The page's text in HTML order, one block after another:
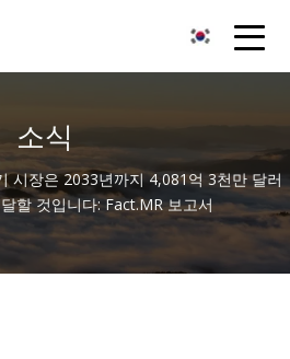
소식
시장은 2033년까지 4,081억 3천만 달러
할 것입니다: Fact.MR 보고서